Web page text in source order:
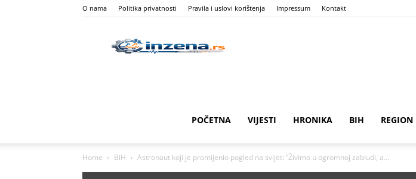
O nama Politika privatnosti Pravila i uslovi korištenja Impressum Kontakt
POČETNA VIJESTI HRONIKA BIH REGION
Home BiH Astronaut koji je promijenio pogled na svijet: “Živimo u ogromnoj zabludi, a...